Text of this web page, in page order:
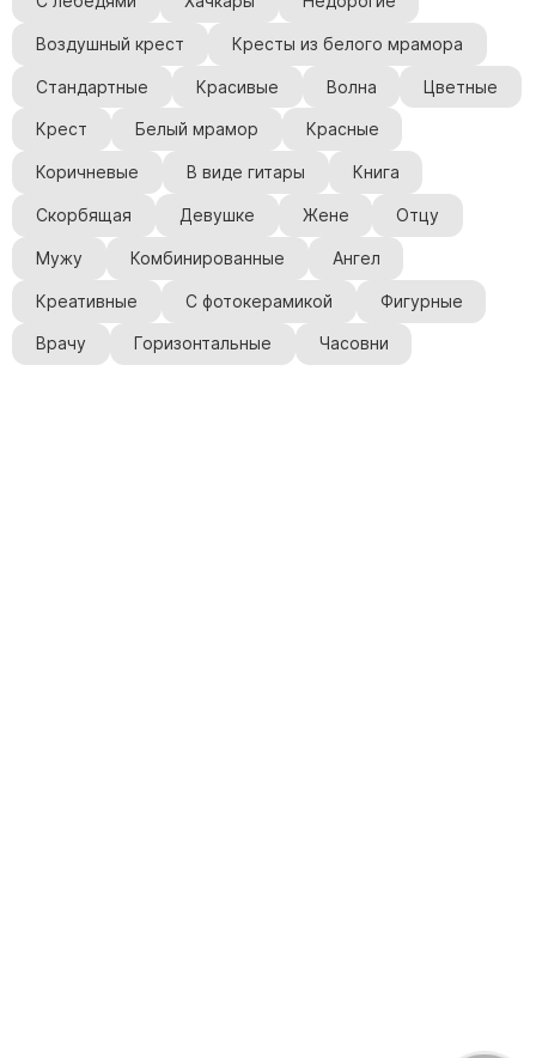
Воздушный крест Кресты из белого мрамора
Стандартные Красивые Волна Цветные
Крест Белый мрамор Красные
Коричневые В виде гитары Книга
Скорбящая Девушке Жене Отцу
Мужу Комбинированные Ангел
Креативные С фотокерамикой Фигурные
Врачу Горизонтальные Часовни